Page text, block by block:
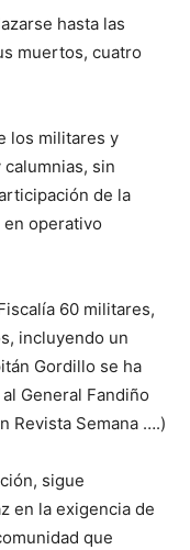
hasta las
muertos, cuatro
los militares y
sin
de la
operativo
60 militares,
incluyendo un
Gordillo se ha
General Fandiño
Revista Semana ….)
sigue
en la exigencia de
que